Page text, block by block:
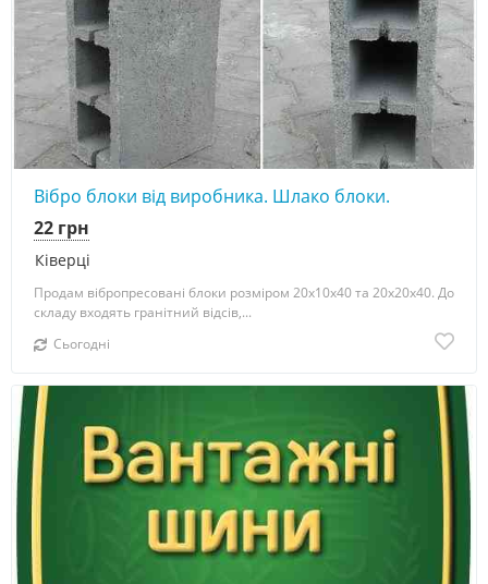
Вібро блоки від виробника. Шлако блоки.
Ківерці
22 грн
Продам вібропресовані блоки розміром 20х10х40 та 20х20х40. До
складу входять гранітний відсів,...
Сьогодні